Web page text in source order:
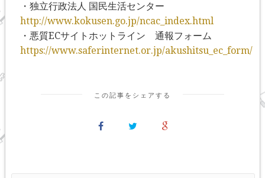
・独立行政法人 国民生活センター
http://www.kokusen.go.jp/ncac_index.html
・悪質ECサイトホットライン 通報フォーム
https://www.saferinternet.or.jp/akushitsu_ec_form/
この記事をシェアする